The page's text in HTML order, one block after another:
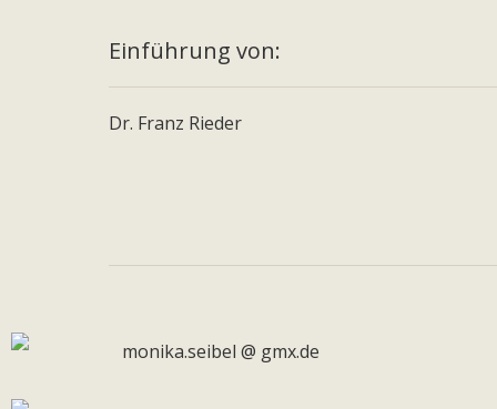
Einführung von:
Dr. Franz Rieder
monika.seibel @ gmx.de